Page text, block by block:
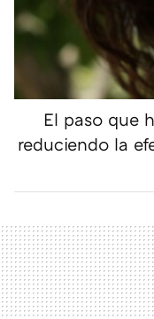
El paso que
reduciendo la